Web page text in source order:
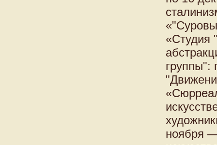
«Студия
группы":
ноября